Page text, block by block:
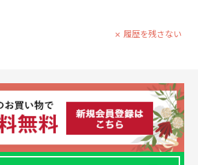
履歴を残さない